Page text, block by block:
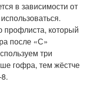
в зависимости от
профлиста, который
после «С»
три
гофра, тем жёстче